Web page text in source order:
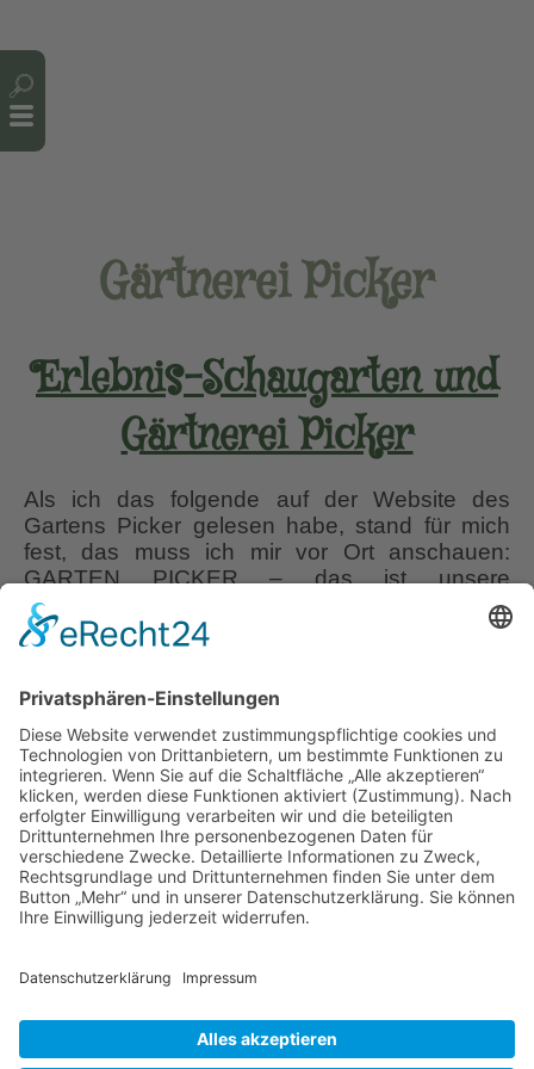
Gärtnerei Picker
Erlebnis-Schaugarten und
Gärtnerei Picker
Als ich das folgende auf der Website des
Gartens Picker gelesen habe, stand für mich
fest, das muss ich mir vor Ort anschauen:
GARTEN PICKER – das ist unsere
Verkaufsgärtnerei, Gartenscheune, ein großer
Schaugarten mit Cafe, Gartenbesuchs-
illuminierte Spätsommerabende, Lichter-
Abende mit Konzerten und den Winterfreuden
im Advent. Im…Erlebnis-
Schaugarten
und
Gärtnerei
Picker
Liebe Leser! Ihr könnt euch per E-Mail
informieren lassen, wenn neue Artikel auf
Wurzerlsgarten erscheinen.Folgt dafür einfach
diesem Link und gebt dort eure E-Mailadresse
18. März 2022